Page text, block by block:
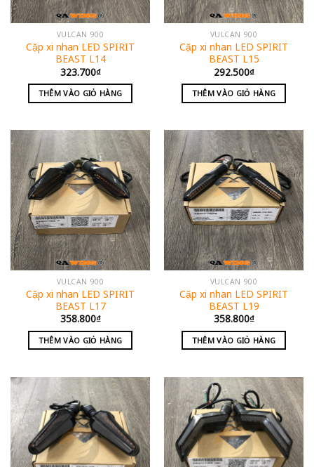
VULCAN 900
Cặp xi nhan LED SPIRIT
BEAST L14
323.700₫
THÊM VÀO GIỎ HÀNG
VULCAN 900
Cặp xi nhan LED SPIRIT
BEAST L15
292.500₫
THÊM VÀO GIỎ HÀNG
VULCAN 900
Cặp xi nhan LED SPIRIT
BEAST L17
358.800₫
THÊM VÀO GIỎ HÀNG
VULCAN 900
Cặp xi nhan LED SPIRIT
BEAST L19
358.800₫
THÊM VÀO GIỎ HÀNG